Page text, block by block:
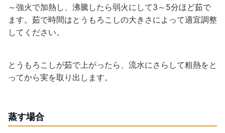
～強火で加熱し、沸騰したら弱火にして3～5分ほど茹で
ます。茹で時間はとうもろこしの大きさによって適宜調整
してください。
とうもろこしが茹で上がったら、流水にさらして粗熱をと
ってから実を取り出します。
蒸す場合